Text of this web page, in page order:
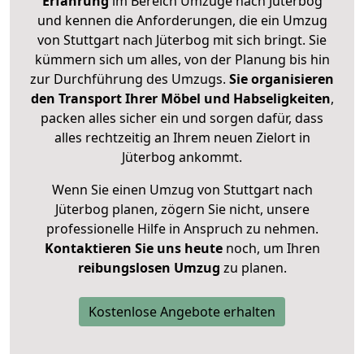
und kennen die Anforderungen, die ein Umzug
von Stuttgart nach Jüterbog mit sich bringt. Sie
kümmern sich um alles, von der Planung bis hin
zur Durchführung des Umzugs. Sie organisieren
den Transport Ihrer Möbel und Habseligkeiten,
packen alles sicher ein und sorgen dafür, dass
alles rechtzeitig an Ihrem neuen Zielort in
Jüterbog ankommt.
Wenn Sie einen Umzug von Stuttgart nach
Jüterbog planen, zögern Sie nicht, unsere
professionelle Hilfe in Anspruch zu nehmen.
Kontaktieren Sie uns heutenoch, um Ihren
reibungslosen Umzug zu planen.
Kostenlose Angebote erhalten